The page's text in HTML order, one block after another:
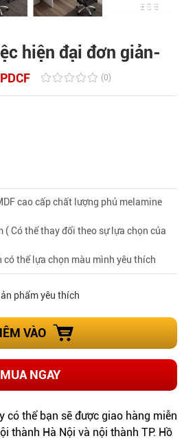
hiện đại đơn giản-
(0)
cao cấp chất lượng phủ melamine
( Có thể thay đổi theo sự lựa chọn của
có thể lựa chọn màu mình yêu thích
phẩm yêu thích
VÀO
MUA NGAY
có thể bạn sẽ được giao hàng miễn
thành Hà Nội và nội thành TP. Hồ